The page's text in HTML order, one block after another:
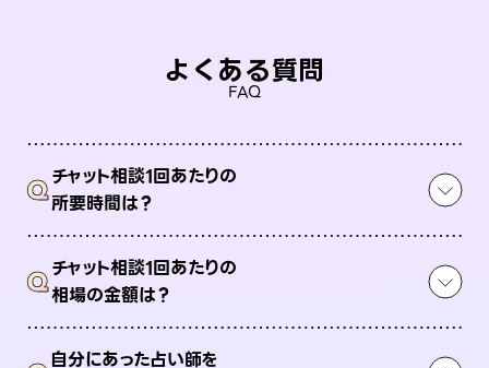
よくある質問
FAQ
Qチャット相談1回あたりの
所要時間は？
Qチャット相談1回あたりの
相場の金額は？
自分にあった占い師を